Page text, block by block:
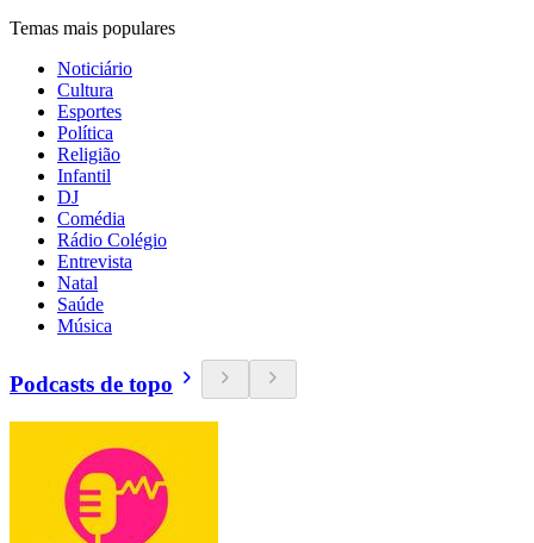
Temas mais populares
Noticiário
Cultura
Esportes
Política
Religião
Infantil
DJ
Comédia
Rádio Colégio
Entrevista
Natal
Saúde
Música
Podcasts de topo